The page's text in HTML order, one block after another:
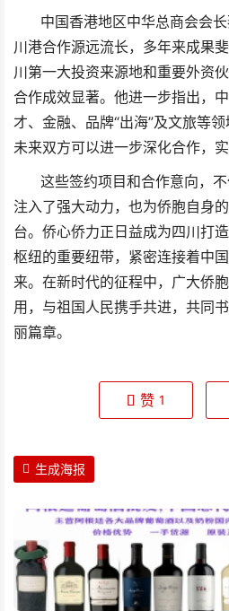
中国香港地区中华总商会会长
川港合作源远流长，多年来成果
川第一大投资来源地和重要外资
合作成效显著。他进一步指出，
才、金融、品牌“出海”及文旅等领
未来双方可以进一步深化合作，
这些签约项目和合作意向，不
注入了强大动力，也为侨胞自身
台。侨心侨力正日益成为四川打
枢纽的重要纽带，紧密连接着中
来。在新时代的征程中，广大侨
用，与祖国人民携手共进，共同
丽篇章。
赞 1
生成海报